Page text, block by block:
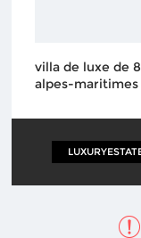
villa de luxe de
alpes-